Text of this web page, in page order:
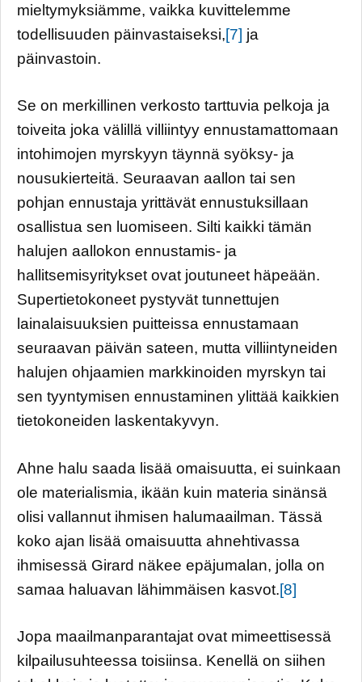
mieltymyksiämme, vaikka kuvittelemme
todellisuuden päinvastaiseksi,[7] ja
päinvastoin.
Se on merkillinen verkosto tarttuvia pelkoja ja
toiveita joka välillä villiintyy ennustamattomaan
intohimojen myrskyyn täynnä syöksy- ja
nousukierteitä. Seuraavan aallon tai sen
pohjan ennustaja yrittävät ennustuksillaan
osallistua sen luomiseen. Silti kaikki tämän
halujen aallokon ennustamis- ja
hallitsemisyritykset ovat joutuneet häpeään.
Supertietokoneet pystyvät tunnettujen
lainalaisuuksien puitteissa ennustamaan
seuraavan päivän sateen, mutta villiintyneiden
halujen ohjaamien markkinoiden myrskyn tai
sen tyyntymisen ennustaminen ylittää kaikkien
tietokoneiden laskentakyvyn.
Ahne halu saada lisää omaisuutta, ei suinkaan
ole materialismia, ikään kuin materia sinänsä
olisi vallannut ihmisen halumaailman. Tässä
koko ajan lisää omaisuutta ahnehtivassa
ihmisessä Girard näkee epäjumalan, jolla on
samaa haluavan lähimmäisen kasvot.[8]
Jopa maailmanparantajat ovat mimeettisessä
kilpailusuhteessa toisiinsa. Kenellä on siihen